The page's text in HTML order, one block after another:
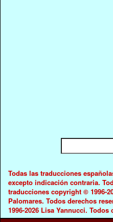
Todas las traducciones
excepto indicación contraria.
traducciones copyright © 1996-
Palomares. Todos derechos
1996-2026 Lisa Yannucci. Todos